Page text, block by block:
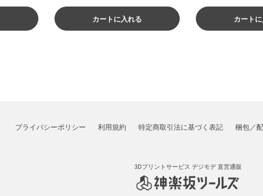
カートに入れる カート
プライバシーポリシー 利用規約 特定商取引法に基づく表記 梱包／
3Dプリントサービス デジモデ直営通販